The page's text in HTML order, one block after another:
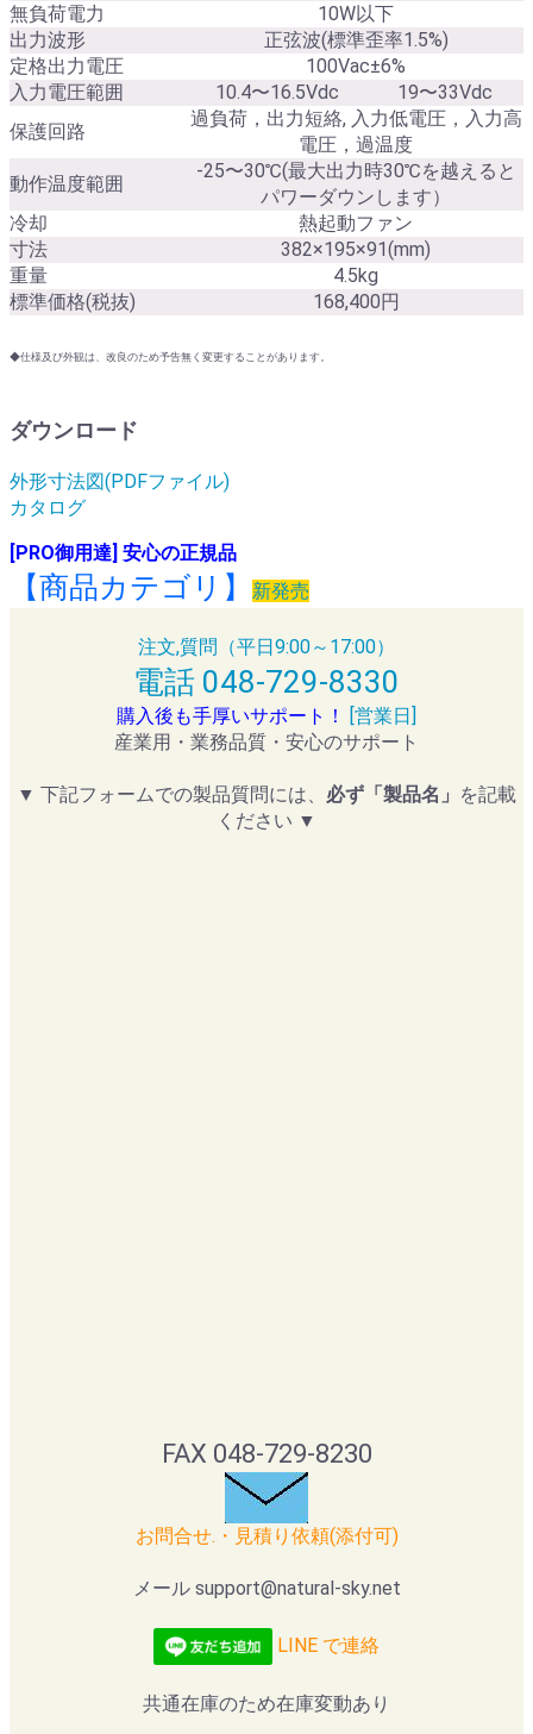
無負荷電力
10W以下
出力波形
正弦波(標準歪率1.5%)
定格出力電圧
100Vac±6%
入力電圧範囲
10.4〜16.5Vdc
19〜33Vdc
保護回路
過負荷，出力短絡, 入力低電圧，入力高
電圧，過温度
動作温度範囲
-25〜30℃(最大出力時30℃を越えると
パワーダウンします）
冷却
熱起動ファン
寸法
382×195×91(mm)
重量
4.5kg
標準価格(税抜)
168,400円
◆仕様及び外観は、改良のため予告無く変更することがあります。
ダウンロード
外形寸法図(PDFファイル)
カタログ
[PRO御用達] 安心の正規品
【商品カテゴリ】 新発売
注文,質問（平日9:00～17:00）
電話 048-729-8330
購入後も手厚いサポート！
[営業日]
産業用・業務品質・安心のサポート
▼ 下記フォームでの製品質問には、 必ず「製品名」 を記載
ください ▼
FAX 048-729-8230
お問合せ.・見積り依頼(添付可)
メール support@natural-sky.net
LINE で連絡
共通在庫のため在庫変動あり